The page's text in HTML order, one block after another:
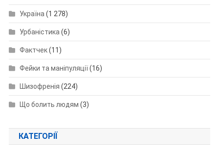
Україна (1 278)
Урбаністика (6)
Фактчек(11)
Фейки та маніпуляції(16)
Шизофренія (224)
Що болить людям (3)
КАТЕГОРІЇ